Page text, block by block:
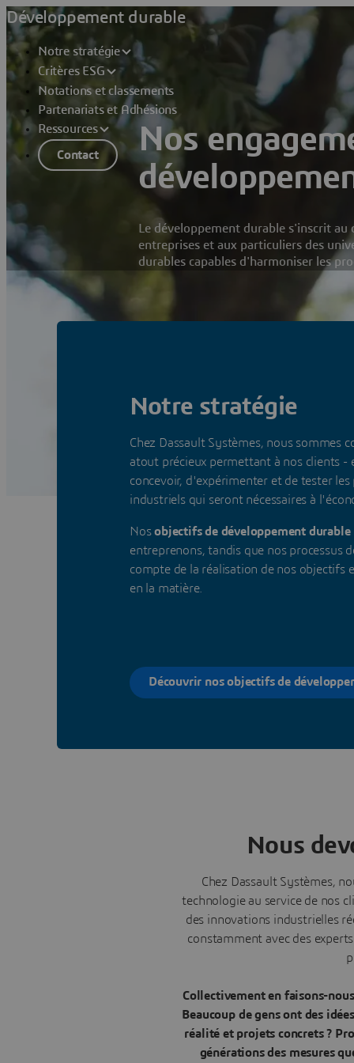
Développement durable
Notre stratégie
Critères ESG
Notations et classements
Partenariats et Adhésions
Ressources
Contact
Nos
Le développement durable s'inscrit
entreprises et aux particuliers des
durables capables d'harmoniser les
Notre stratégie
Chez Dassault Systèmes, nous sommes
atout précieux permettant à nos clients -
concevoir, d'expérimenter et de tester
industriels qui seront nécessaires à
Nosobjectifs de développement durable
entreprenons, tandis que nos processus
compte de la réalisation de nos objectifs
en la matière.
Découvrir nos objectifs de
Nous
Chez Dassault Systèmes,
technologie au service de nos
des innovations industrielles
constamment avec des
Collectivement en faisons-
Beaucoup de gens ont des
réalité et projets concrets ?
générations des mesures